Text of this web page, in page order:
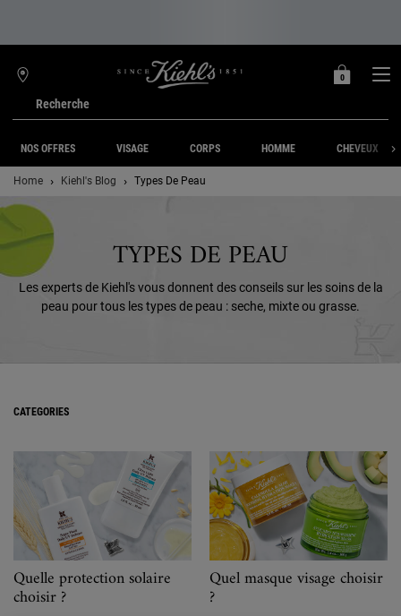
Recherche
TROUVER
BOUTIQUE
MON
0
0 PRODUIT
NOS OFFRES VISAGE CORPS HOMME CHEVEUX
Home Kiehl's Blog Types De Peau
TYPES DE PEAU
Les experts de Kiehl's vous donnent des conseils sur les soins de la
peau pour tous les types de peau : seche, mixte ou grasse.
CATEGORIES
Quelle protection solaire
choisir ?
Quel masque visage choisir
?